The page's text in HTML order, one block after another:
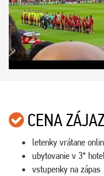
CENA
letenky vrátane
ubytovanie v 3*
vstupenky na zápas